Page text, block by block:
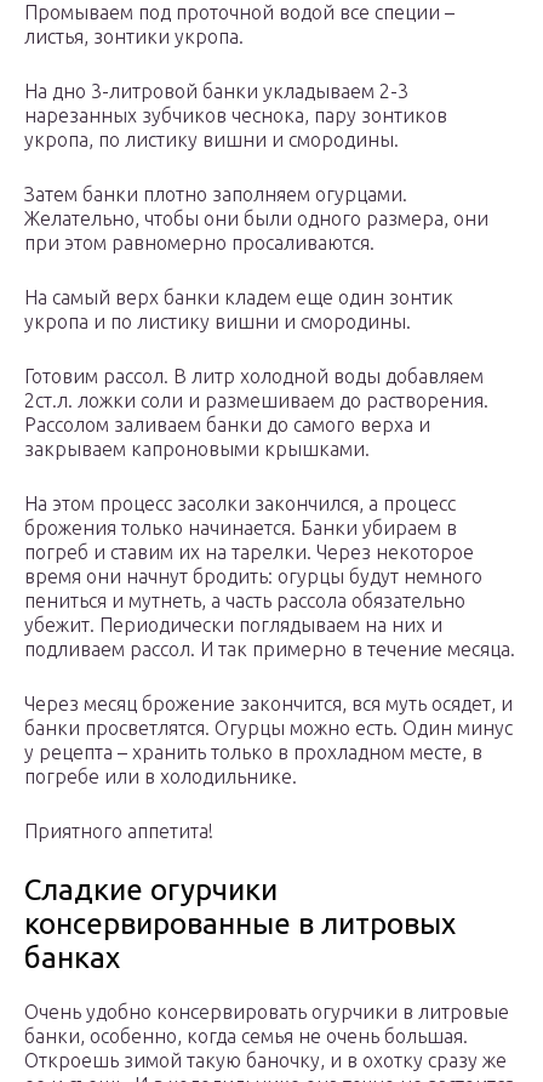
Промываем под проточной водой все специи –
листья, зонтики укропа.
На дно 3-литровой банки укладываем 2-3
нарезанных зубчиков чеснока, пару зонтиков
укропа, по листику вишни и смородины.
Затем банки плотно заполняем огурцами.
Желательно, чтобы они были одного размера, они
при этом равномерно просаливаются.
На самый верх банки кладем еще один зонтик
укропа и по листику вишни и смородины.
Готовим рассол. В литр холодной воды добавляем
2ст.л. ложки соли и размешиваем до растворения.
Рассолом заливаем банки до самого верха и
закрываем капроновыми крышками.
На этом процесс засолки закончился, а процесс
брожения только начинается. Банки убираем в
погреб и ставим их на тарелки. Через некоторое
время они начнут бродить: огурцы будут немного
пениться и мутнеть, а часть рассола обязательно
убежит. Периодически поглядываем на них и
подливаем рассол. И так примерно в течение месяца.
Через месяц брожение закончится, вся муть осядет, и
банки просветлятся. Огурцы можно есть. Один минус
у рецепта – хранить только в прохладном месте, в
погребе или в холодильнике.
Приятного аппетита!
Сладкие огурчики
консервированные в литровых
банках
Очень удобно консервировать огурчики в литровые
банки, особенно, когда семья не очень большая.
Откроешь зимой такую баночку, и в охотку сразу же